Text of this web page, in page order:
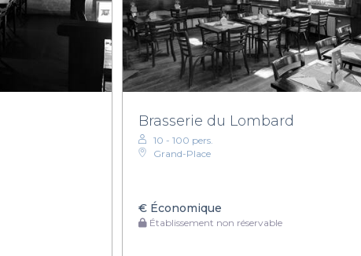
Brasserie du Lombard
10 - 100 pers.
Grand-Place
€Économique
Établissement non réservable